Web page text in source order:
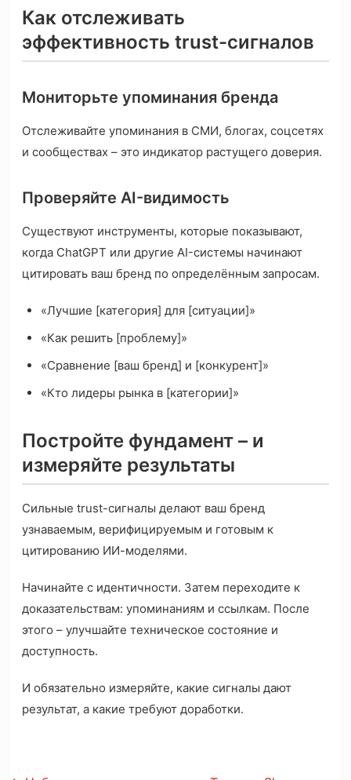
Как отслеживать
эффективность trust-сигналов
Мониторьте упоминания бренда
Отслеживайте упоминания в СМИ, блогах, соцсетях
и сообществах – это индикатор растущего доверия.
Проверяйте AI-видимость
Существуют инструменты, которые показывают,
когда ChatGPT или другие AI-системы начинают
цитировать ваш бренд по определённым запросам.
«Лучшие [категория] для [ситуации]»
«Как решить [проблему]»
«Сравнение [ваш бренд] и [конкурент]»
«Кто лидеры рынка в [категории]»
Постройте фундамент – и
измеряйте результаты
Сильные trust-сигналы делают ваш бренд
узнаваемым, верифицируемым и готовым к
цитированию ИИ-моделями.
Начинайте с идентичности. Затем переходите к
доказательствам: упоминаниям и ссылкам. После
этого – улучшайте техническое состояние и
доступность.
И обязательно измеряйте, какие сигналы дают
результат, а какие требуют доработки.